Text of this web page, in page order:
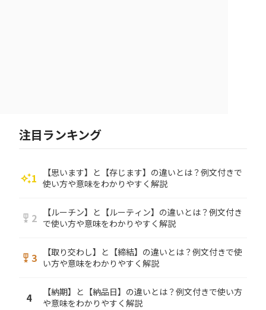
注目ランキング
auto_awesome1
【思います】と【存じます】の違いとは？例文付きで
使い方や意味をわかりやすく解説
military_tech 2
【ルーチン】と【ルーティン】の違いとは？例文付き
で使い方や意味をわかりやすく解説
military_tech 3
【取り交わし】と【締結】の違いとは？例文付きで使
い方や意味をわかりやすく解説
4
【納期】と【納品日】の違いとは？例文付きで使い方
や意味をわかりやすく解説